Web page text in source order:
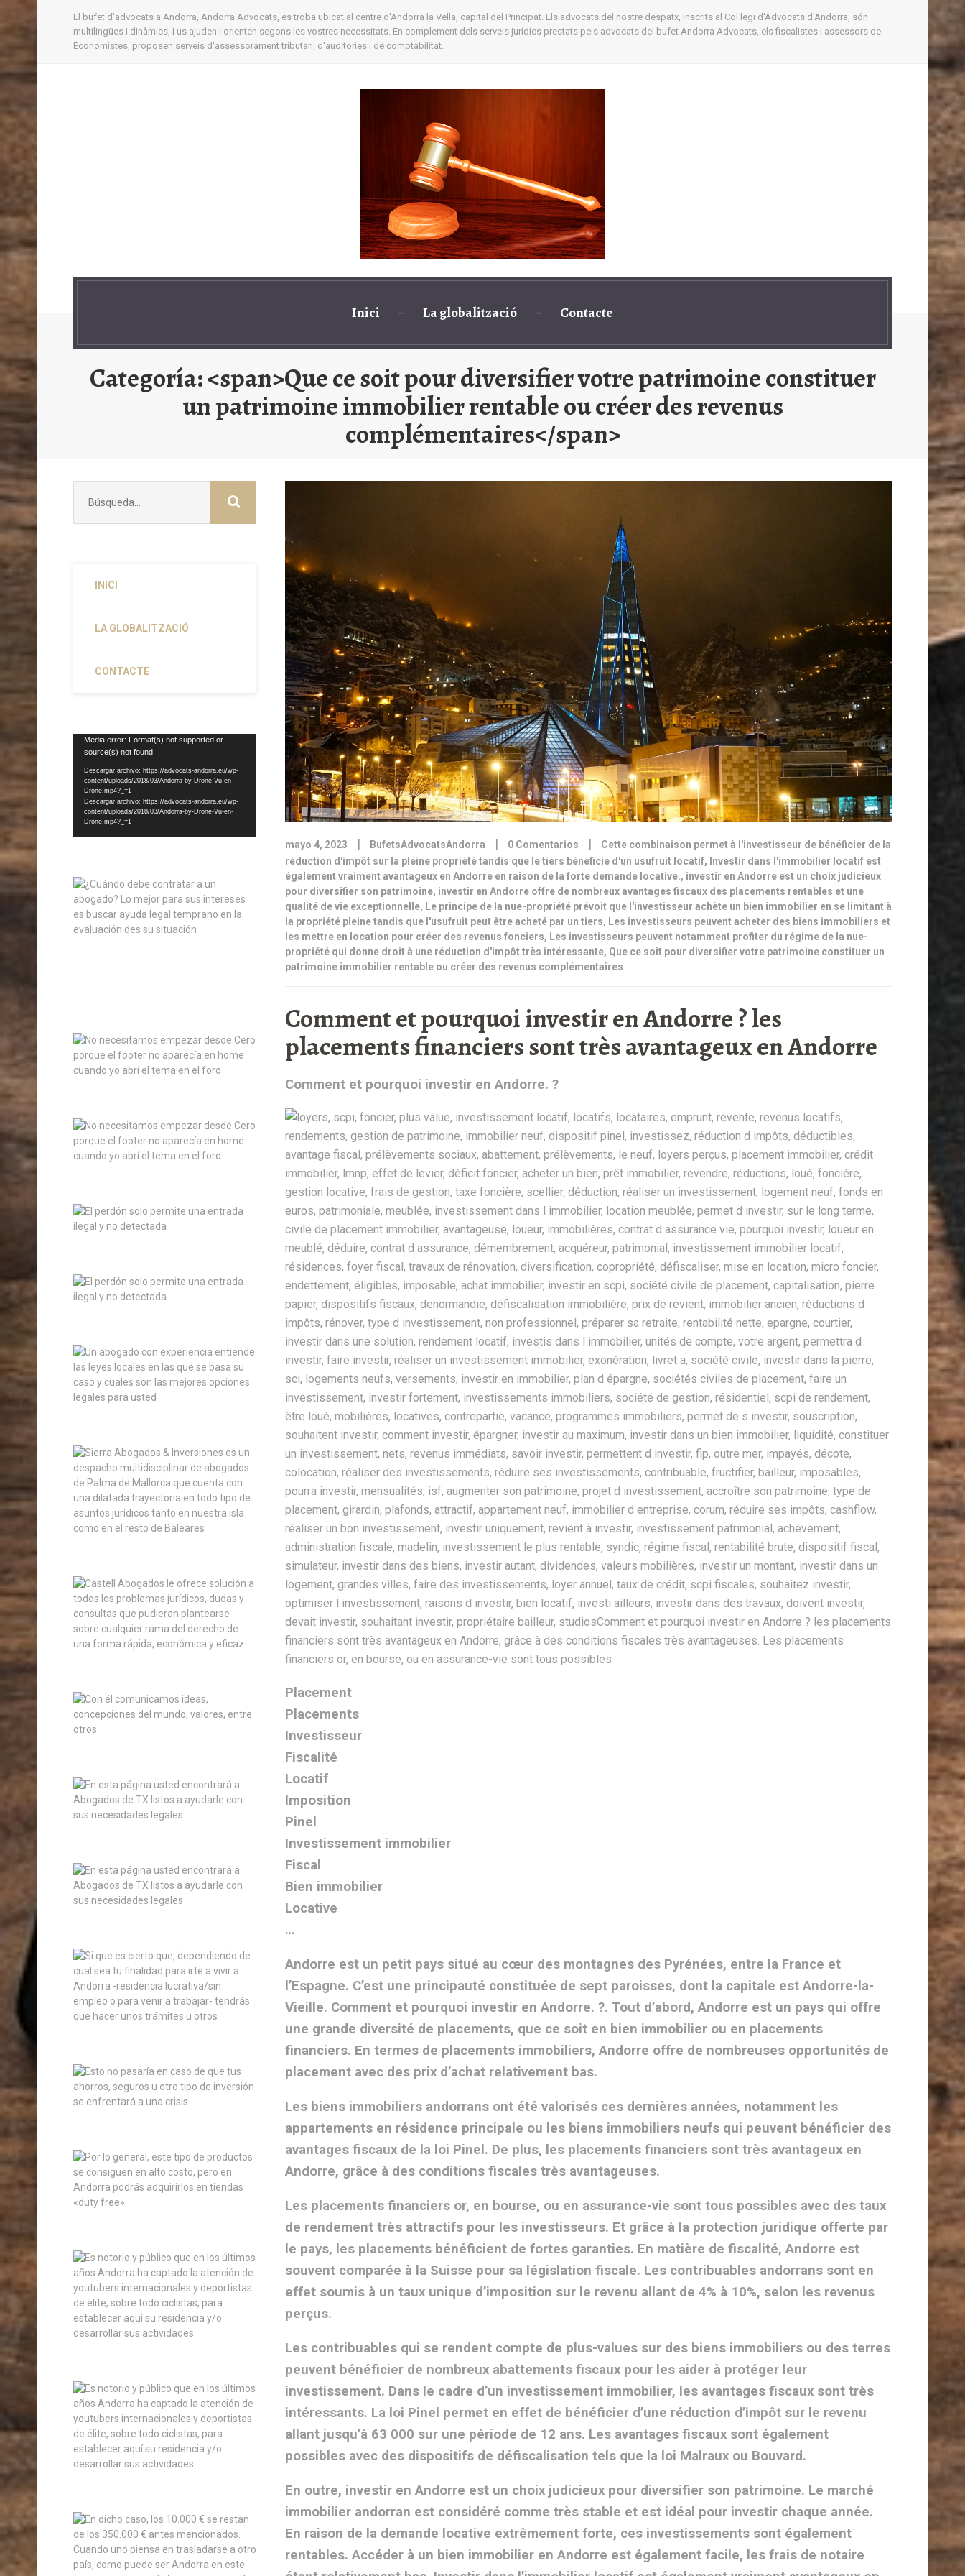
El bufet d'advocats a Andorra, Andorra Advocats, es troba ubicat al centre d'Andorra la Vella, capital del Principat. Els advocats del nostre despatx, inscrits al Col·legi d'Advocats d'Andorra, són
multilingües i dinàmics, i us ajuden i orienten segons les vostres necessitats. En complement dels serveis jurídics prestats pels advocats del bufet Andorra Advocats, els fiscalistes i assessors de
Economistes, proposen serveis d'assessorament tributari, d'auditories i de comptabilitat.
Inici La globalització Contacte
Categoría: <span>Que ce soit pour diversifier votre patrimoine constituer
un patrimoine immobilier rentable ou créer des revenus
complémentaires</span>
mayo 4, 2023 | BufetsAdvocatsAndorra | 0 Comentarios |
Cette combinaison permet à l'investisseur de bénéficier de la
réduction d'impôt sur la pleine propriété tandis que le tiers bénéficie d'un usufruit locatif, Investir dans l'immobilier locatif est
également vraiment avantageux en Andorre en raison de la forte demande locative., investir en Andorre est un choix judicieux
pour diversifier son patrimoine, investir en Andorre offre de nombreux avantages fiscaux des placements rentables et une
qualité de vie exceptionnelle, Le principe de la nue-propriété prévoit que l'investisseur achète un bien immobilier en se limitant à
la propriété pleine tandis que l'usufruit peut être acheté par un tiers, Les investisseurs peuvent acheter des biens immobiliers et
les mettre en location pour créer des revenus fonciers, Les investisseurs peuvent notamment profiter du régime de la nue-
propriété qui donne droit à une réduction d'impôt très intéressante, Que ce soit pour diversifier votre patrimoine constituer un
patrimoine immobilier rentable ou créer des revenus complémentaires
Comment et pourquoi investir en Andorre ? les
placements financiers sont très avantageux en Andorre
Comment et pourquoi investir en Andorre. ?
Placement
Placements
Investisseur
Fiscalité
Locatif
Imposition
Pinel
Investissement immobilier
Fiscal
Bien immobilier
Locative
…
Andorre est un petit pays situé au cœur des montagnes des Pyrénées, entre la France et
l’Espagne. C’est une principauté constituée de sept paroisses, dont la capitale est Andorre-la-
Vieille. Comment et pourquoi investir en Andorre. ?. Tout d’abord, Andorre est un pays qui offre
une grande diversité de placements, que ce soit en bien immobilier ou en placements
financiers. En termes de placements immobiliers, Andorre offre de nombreuses opportunités de
placement avec des prix d’achat relativement bas.
Les biens immobiliers andorrans ont été valorisés ces dernières années, notamment les
appartements en résidence principale ou les biens immobiliers neufs qui peuvent bénéficier des
avantages fiscaux de la loi Pinel. De plus, les placements financiers sont très avantageux en
Andorre, grâce à des conditions fiscales très avantageuses.
Les placements financiers or, en bourse, ou en assurance-vie sont tous possibles avec des taux
de rendement très attractifs pour les investisseurs. Et grâce à la protection juridique offerte par
le pays, les placements bénéficient de fortes garanties. En matière de fiscalité, Andorre est
souvent comparée à la Suisse pour sa législation fiscale. Les contribuables andorrans sont en
effet soumis à un taux unique d’imposition sur le revenu allant de 4% à 10%, selon les revenus
perçus.
Les contribuables qui se rendent compte de plus-values sur des biens immobiliers ou des terres
peuvent bénéficier de nombreux abattements fiscaux pour les aider à protéger leur
investissement. Dans le cadre d’un investissement immobilier, les avantages fiscaux sont très
intéressants. La loi Pinel permet en effet de bénéficier d’une réduction d’impôt sur le revenu
allant jusqu’à 63 000 sur une période de 12 ans. Les avantages fiscaux sont également
possibles avec des dispositifs de défiscalisation tels que la loi Malraux ou Bouvard.
En outre, investir en Andorre est un choix judicieux pour diversifier son patrimoine. Le marché
immobilier andorran est considéré comme très stable et est idéal pour investir chaque année.
En raison de la demande locative extrêmement forte, ces investissements sont également
rentables. Accéder à un bien immobilier en Andorre est également facile, les frais de notaire
INICI
LA GLOBALITZACIÓ
CONTACTE
Reproductor
vídeo
Media error: Format(s) not supported or
source(s) not found
Descargar archivo: https://advocats-andorra.eu/wp-
content/uploads/2018/03/Andorra-by-Drone-Vu-en-
Drone.mp4?_=1
Descargar archivo: https://advocats-andorra.eu/wp-
content/uploads/2018/03/Andorra-by-Drone-Vu-en-
Drone.mp4?_=1